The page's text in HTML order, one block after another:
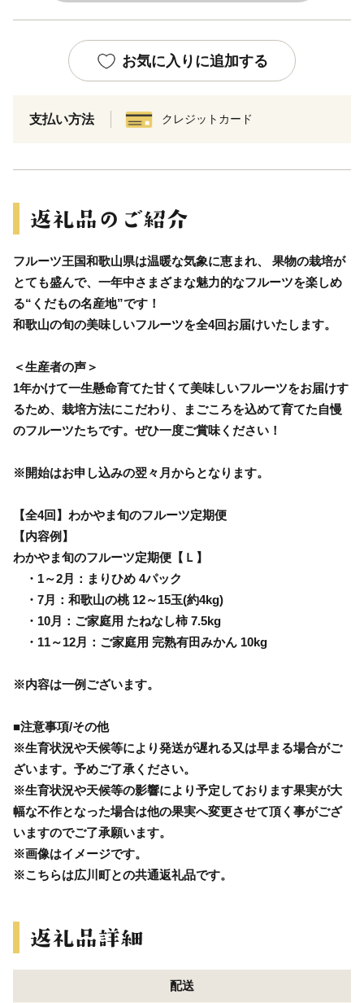
お気に入りに追加する
支払い方法 クレジットカード
フルーツ王国和歌山県は温暖な気象に恵まれ、 果物の栽培が
とても盛んで、一年中さまざまな魅力的なフルーツを楽しめ
る“くだもの名産地”です！
和歌山の旬の美味しいフルーツを全4回お届けいたします。
＜生産者の声＞
1年かけて一生懸命育てた甘くて美味しいフルーツをお届けす
るため、栽培方法にこだわり、まごころを込めて育てた自慢
のフルーツたちです。ぜひ一度ご賞味ください！
※開始はお申し込みの翌々月からとなります。
【全4回】わかやま旬のフルーツ定期便
【内容例】
わかやま旬のフルーツ定期便【Ｌ】
・1～2月：まりひめ 4パック
・7月：和歌山の桃 12～15玉(約4kg)
・10月：ご家庭用 たねなし柿 7.5kg
・11～12月：ご家庭用 完熟有田みかん 10kg
※内容は一例ございます。
■注意事項/その他
※生育状況や天候等により発送が遅れる又は早まる場合がご
ざいます。予めご了承ください。
※生育状況や天候等の影響により予定しております果実が大
幅な不作となった場合は他の果実へ変更させて頂く事がござ
いますのでご了承願います。
※画像はイメージです。
※こちらは広川町との共通返礼品です。
配送